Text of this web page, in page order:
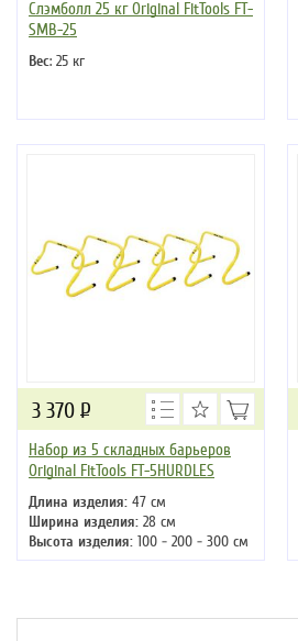
Слэмболл 25 кг Original FitTools FT-
SMB-25
Вес: 25 кг
Набор из 5 складных барьеров
Original FitTools FT-5HURDLES
Длина изделия: 47 см
Ширина изделия: 28 см
Высота изделия: 100 - 200 - 300 см
3 370 Р